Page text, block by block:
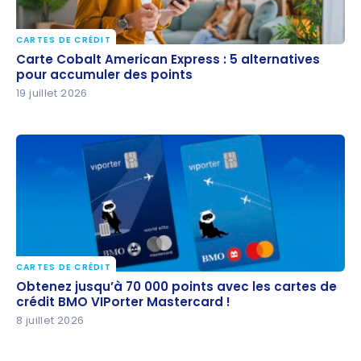
Carte Cobalt American Express : 5 alternatives
pour accumuler des points
CARTES DE CRÉDIT
Carte Cobalt American Express : 5 alternatives
pour accumuler des points
19 juillet 2026
Obtenez jusqu’à 70 000 points avec les cartes de
crédit BMO VIPorter Mastercard !
CARTES DE CRÉDIT
Obtenez jusqu’à 70 000 points avec les cartes de
crédit BMO VIPorter Mastercard !
8 juillet 2026